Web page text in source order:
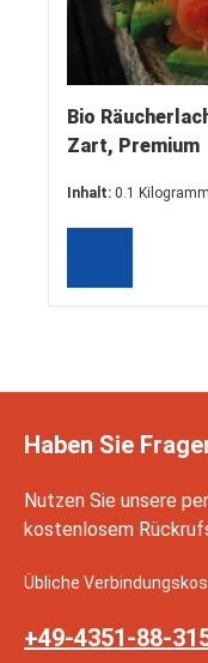
Bio
Zart, Premium
Inhalt: 0.1 Kilogramm
Haben Sie
Nutzen Sie unsere
kostenlosem
Übliche
+49-4351-88-